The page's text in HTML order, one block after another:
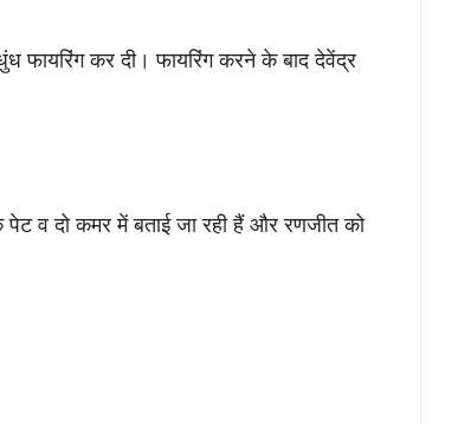
फायरिंग कर दी। फायरिंग करने के बाद देवेंद्र
पेट व दो कमर में बताई जा रही हैं और रणजीत को